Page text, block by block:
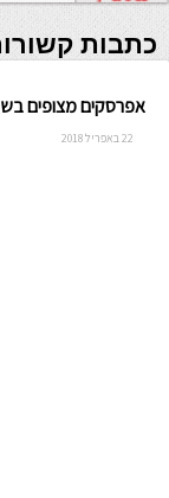
כתבות
אפרסקים מצופים
22 באפריל 2018